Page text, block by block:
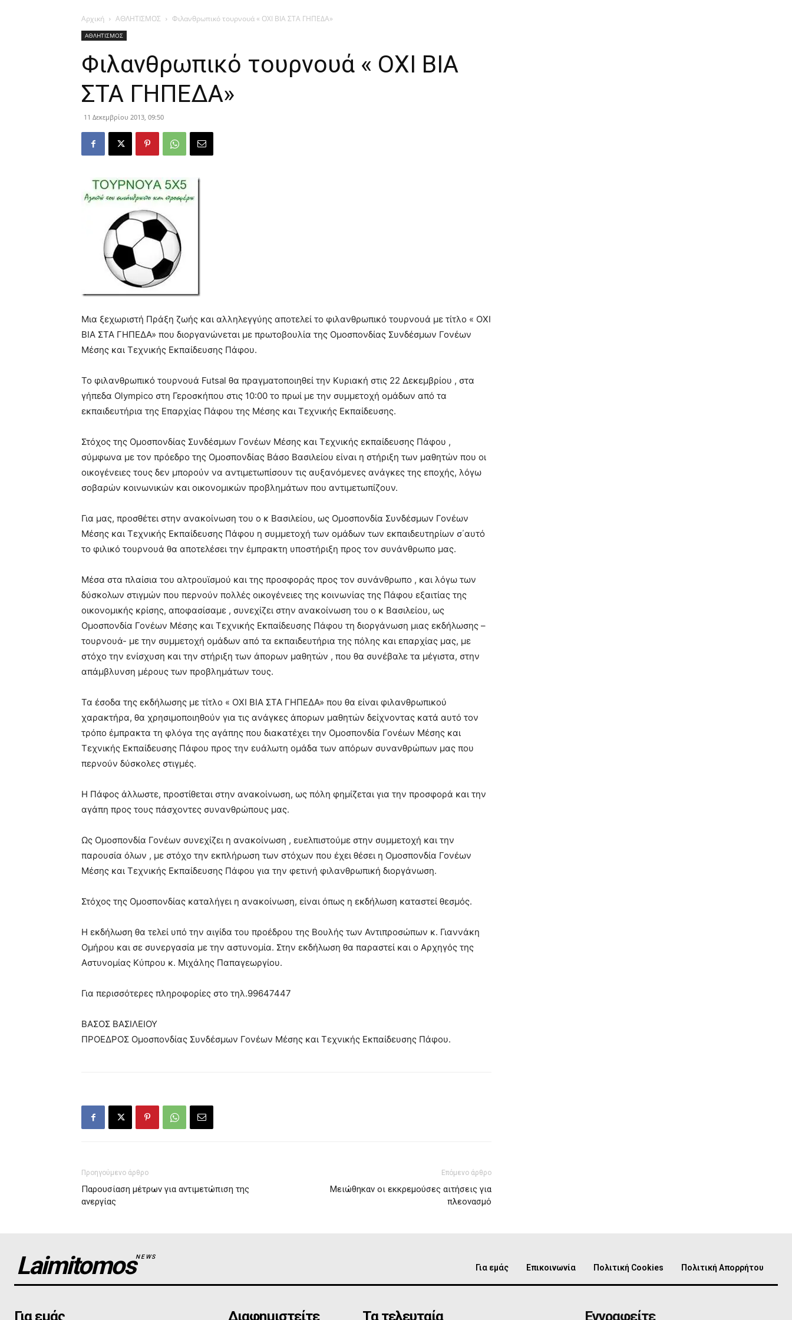
Αρχική ΑΘΛΗΤΙΣΜΟΣ Φιλανθρωπικό τουρνουά « ΟΧΙ ΒΙΑ ΣΤΑ ΓΗΠΕΔΑ»
ΑΘΛΗΤΙΣΜΟΣ
Φιλανθρωπικό τουρνουά « ΟΧΙ ΒΙΑ
ΣΤΑ ΓΗΠΕΔΑ»
11 Δεκεμβρίου 2013, 09:50
Μια ξεχωριστή Πράξη ζωής και αλληλεγγύης αποτελεί το φιλανθρωπικό τουρνουά με τίτλο « ΟΧΙ
ΒΙΑ ΣΤΑ ΓΗΠΕΔΑ» που διοργανώνεται με πρωτοβουλία της Ομοσπονδίας Συνδέσμων Γονέων
Μέσης και Τεχνικής Εκπαίδευσης Πάφου.
Το φιλανθρωπικό τουρνουά Futsal θα πραγματοποιηθεί την Κυριακή στις 22 Δεκεμβρίου , στα
γήπεδα Olympico στη Γεροσκήπου στις 10:00 το πρωί με την συμμετοχή ομάδων από τα
εκπαιδευτήρια της Επαρχίας Πάφου της Μέσης και Τεχνικής Εκπαίδευσης.
Στόχος της Ομοσπονδίας Συνδέσμων Γονέων Μέσης και Τεχνικής εκπαίδευσης Πάφου ,
σύμφωνα με τον πρόεδρο της Ομοσπονδίας Βάσο Βασιλείου είναι η στήριξη των μαθητών που οι
οικογένειες τους δεν μπορούν να αντιμετωπίσουν τις αυξανόμενες ανάγκες της εποχής, λόγω
σοβαρών κοινωνικών και οικονομικών προβλημάτων που αντιμετωπίζουν.
Για μας, προσθέτει στην ανακοίνωση του ο κ Βασιλείου, ως Ομοσπονδία Συνδέσμων Γονέων
Μέσης και Τεχνικής Εκπαίδευσης Πάφου η συμμετοχή των ομάδων των εκπαιδευτηρίων σ΄αυτό
το φιλικό τουρνουά θα αποτελέσει την έμπρακτη υποστήριξη προς τον συνάνθρωπο μας.
Μέσα στα πλαίσια του αλτρουϊσμού και της προσφοράς προς τον συνάνθρωπο , και λόγω των
δύσκολων στιγμών που περνούν πολλές οικογένειες της κοινωνίας της Πάφου εξαιτίας της
οικονομικής κρίσης, αποφασίσαμε , συνεχίζει στην ανακοίνωση του ο κ Βασιλείου, ως
Ομοσπονδία Γονέων Μέσης και Τεχνικής Εκπαίδευσης Πάφου τη διοργάνωση μιας εκδήλωσης –
τουρνουά- με την συμμετοχή ομάδων από τα εκπαιδευτήρια της πόλης και επαρχίας μας, με
στόχο την ενίσχυση και την στήριξη των άπορων μαθητών , που θα συνέβαλε τα μέγιστα, στην
απάμβλυνση μέρους των προβλημάτων τους.
Τα έσοδα της εκδήλωσης με τίτλο « ΟΧΙ ΒΙΑ ΣΤΑ ΓΗΠΕΔΑ» που θα είναι φιλανθρωπικού
χαρακτήρα, θα χρησιμοποιηθούν για τις ανάγκες άπορων μαθητών δείχνοντας κατά αυτό τον
τρόπο έμπρακτα τη φλόγα της αγάπης που διακατέχει την Ομοσπονδία Γονέων Μέσης και
Τεχνικής Εκπαίδευσης Πάφου προς την ευάλωτη ομάδα των απόρων συνανθρώπων μας που
περνούν δύσκολες στιγμές.
Η Πάφος άλλωστε, προστίθεται στην ανακοίνωση, ως πόλη φημίζεται για την προσφορά και την
αγάπη προς τους πάσχοντες συνανθρώπους μας.
Ως Ομοσπονδία Γονέων συνεχίζει η ανακοίνωση , ευελπιστούμε στην συμμετοχή και την
παρουσία όλων , με στόχο την εκπλήρωση των στόχων που έχει θέσει η Ομοσπονδία Γονέων
Μέσης και Τεχνικής Εκπαίδευσης Πάφου για την φετινή φιλανθρωπική διοργάνωση.
Στόχος της Ομοσπονδίας καταλήγει η ανακοίνωση, είναι όπως η εκδήλωση καταστεί θεσμός.
Η εκδήλωση θα τελεί υπό την αιγίδα του προέδρου της Βουλής των Αντιπροσώπων κ. Γιαννάκη
Ομήρου και σε συνεργασία με την αστυνομία. Στην εκδήλωση θα παραστεί και ο Αρχηγός της
Αστυνομίας Κύπρου κ. Μιχάλης Παπαγεωργίου.
Για περισσότερες πληροφορίες στο τηλ.99647447
ΒΑΣΟΣ ΒΑΣΙΛΕΙΟΥ
ΠΡΟΕΔΡΟΣ Ομοσπονδίας Συνδέσμων Γονέων Μέσης και Τεχνικής Εκπαίδευσης Πάφου.
Προηγούμενο άρθρο
Παρουσίαση μέτρων για αντιμετώπιση της
ανεργίας
Επόμενο άρθρο
Μειώθηκαν οι εκκρεμούσες αιτήσεις για
πλεονασμό
LaimitomosNEWS
Για εμάς Επικοινωνία Πολιτική Cookies Πολιτική Απορρήτου
Για εμάς Διαφημιστείτε Τα τελευταία Εγγραφείτε